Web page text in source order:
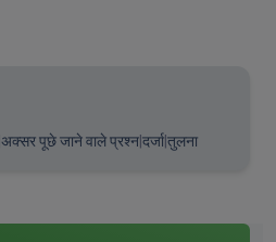
अक्सर पूछे जाने वाले प्रश्नदर्जातुलना